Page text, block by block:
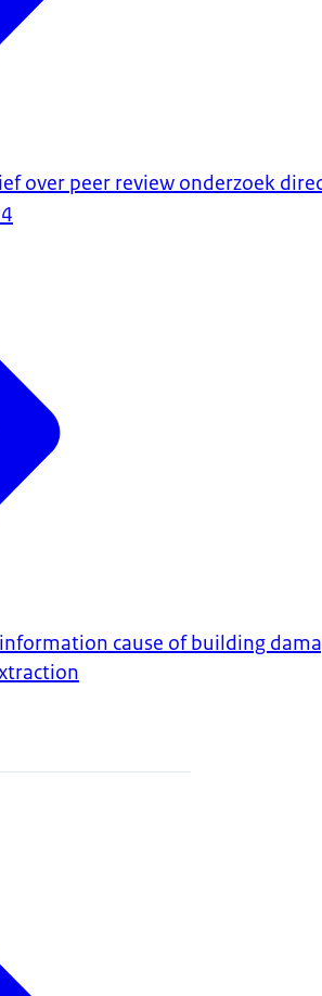
over peer review onderzoek
cause of building